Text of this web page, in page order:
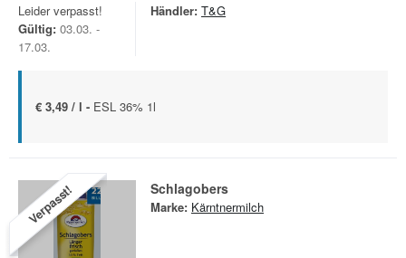
Leider verpasst!
Gültig: 03.03. -
17.03.
Händler: T&G
€ 3,49 / l - ESL 36% 1l
Verpasst! Schlagobers
Marke: Kärntnermilch